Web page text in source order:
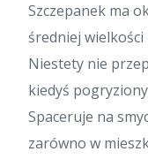
Szczepanek ma
średniej wielkości
Niestety nie
kiedyś
Spaceruje na
zarówno w